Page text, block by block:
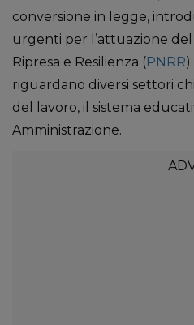
conversione in legge,
urgenti per l’attuazione del
Ripresa e Resilienza (PNRR
riguardano diversi settori
del lavoro, il sistema
Amministrazione.